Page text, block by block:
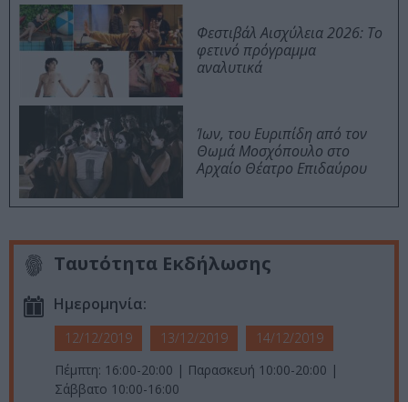
Φεστιβάλ Αισχύλεια 2026: Το
φετινό πρόγραμμα
αναλυτικά
Ίων, του Ευριπίδη από τον
Θωμά Μοσχόπουλο στο
Αρχαίο Θέατρο Επιδαύρου
Ταυτότητα Εκδήλωσης
Ημερομηνία:
12/12/2019 13/12/2019
14/12/2019
Πέμπτη: 16:00-20:00 | Παρασκευή 10:00-20:00 |
Σάββατο 10:00-16:00